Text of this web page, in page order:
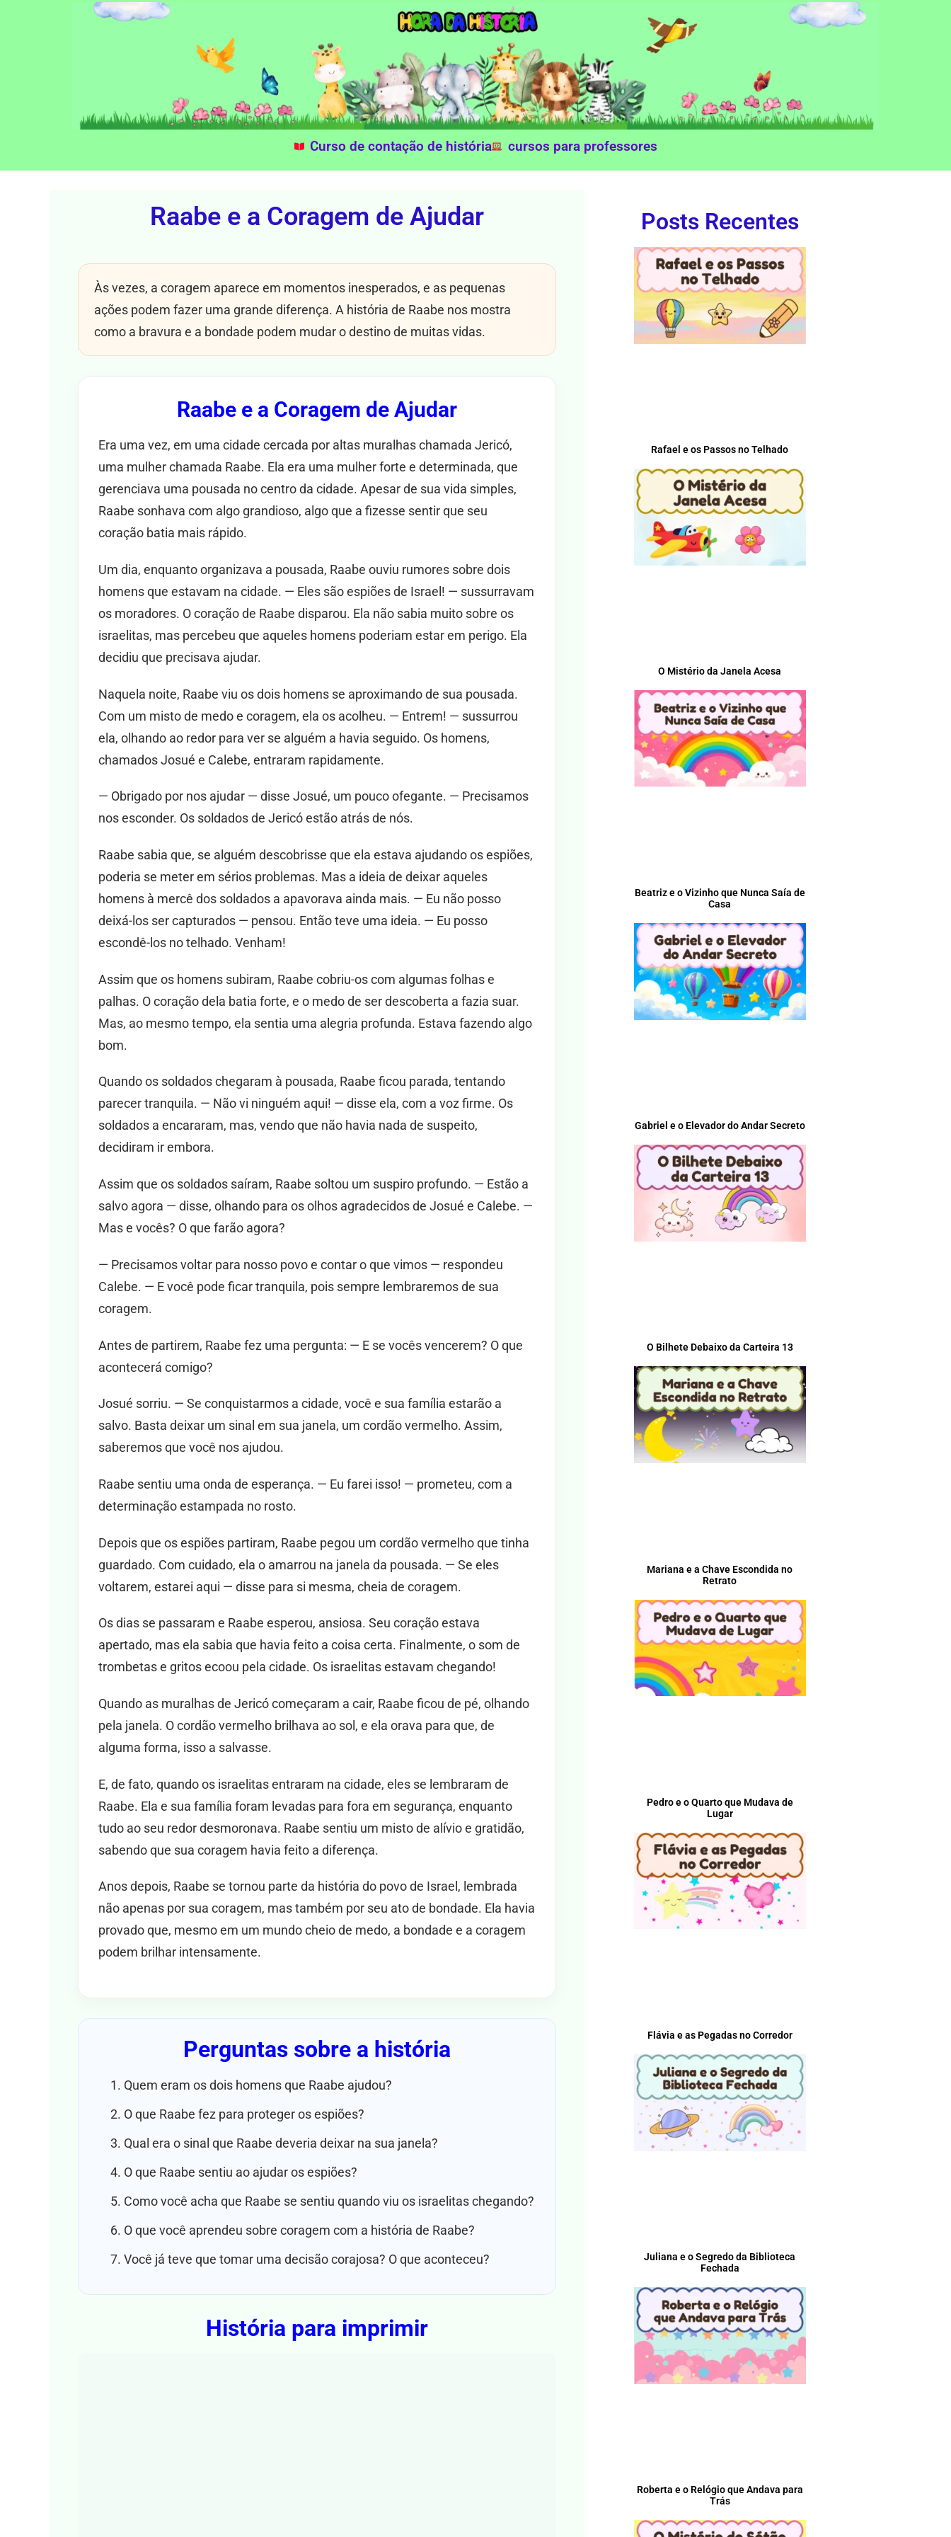
Curso de contação de história cursos para professores
Raabe e a Coragem de Ajudar
Às vezes, a coragem aparece em momentos inesperados, e as pequenas
ações podem fazer uma grande diferença. A história de Raabe nos mostra
como a bravura e a bondade podem mudar o destino de muitas vidas.
Raabe e a Coragem de Ajudar
Era uma vez, em uma cidade cercada por altas muralhas chamada Jericó,
uma mulher chamada Raabe. Ela era uma mulher forte e determinada, que
gerenciava uma pousada no centro da cidade. Apesar de sua vida simples,
Raabe sonhava com algo grandioso, algo que a fizesse sentir que seu
coração batia mais rápido.
Um dia, enquanto organizava a pousada, Raabe ouviu rumores sobre dois
homens que estavam na cidade. — Eles são espiões de Israel! — sussurravam
os moradores. O coração de Raabe disparou. Ela não sabia muito sobre os
israelitas, mas percebeu que aqueles homens poderiam estar em perigo. Ela
decidiu que precisava ajudar.
Naquela noite, Raabe viu os dois homens se aproximando de sua pousada.
Com um misto de medo e coragem, ela os acolheu. — Entrem! — sussurrou
ela, olhando ao redor para ver se alguém a havia seguido. Os homens,
chamados Josué e Calebe, entraram rapidamente.
— Obrigado por nos ajudar — disse Josué, um pouco ofegante. — Precisamos
nos esconder. Os soldados de Jericó estão atrás de nós.
Raabe sabia que, se alguém descobrisse que ela estava ajudando os espiões,
poderia se meter em sérios problemas. Mas a ideia de deixar aqueles
homens à mercê dos soldados a apavorava ainda mais. — Eu não posso
deixá-los ser capturados — pensou. Então teve uma ideia. — Eu posso
escondê-los no telhado. Venham!
Assim que os homens subiram, Raabe cobriu-os com algumas folhas e
palhas. O coração dela batia forte, e o medo de ser descoberta a fazia suar.
Mas, ao mesmo tempo, ela sentia uma alegria profunda. Estava fazendo algo
bom.
Quando os soldados chegaram à pousada, Raabe ficou parada, tentando
parecer tranquila. — Não vi ninguém aqui! — disse ela, com a voz firme. Os
soldados a encararam, mas, vendo que não havia nada de suspeito,
decidiram ir embora.
Assim que os soldados saíram, Raabe soltou um suspiro profundo. — Estão a
salvo agora — disse, olhando para os olhos agradecidos de Josué e Calebe. —
Mas e vocês? O que farão agora?
— Precisamos voltar para nosso povo e contar o que vimos — respondeu
Calebe. — E você pode ficar tranquila, pois sempre lembraremos de sua
coragem.
Antes de partirem, Raabe fez uma pergunta: — E se vocês vencerem? O que
acontecerá comigo?
Josué sorriu. — Se conquistarmos a cidade, você e sua família estarão a
salvo. Basta deixar um sinal em sua janela, um cordão vermelho. Assim,
saberemos que você nos ajudou.
Raabe sentiu uma onda de esperança. — Eu farei isso! — prometeu, com a
determinação estampada no rosto.
Depois que os espiões partiram, Raabe pegou um cordão vermelho que tinha
guardado. Com cuidado, ela o amarrou na janela da pousada. — Se eles
voltarem, estarei aqui — disse para si mesma, cheia de coragem.
Os dias se passaram e Raabe esperou, ansiosa. Seu coração estava
apertado, mas ela sabia que havia feito a coisa certa. Finalmente, o som de
trombetas e gritos ecoou pela cidade. Os israelitas estavam chegando!
Quando as muralhas de Jericó começaram a cair, Raabe ficou de pé, olhando
pela janela. O cordão vermelho brilhava ao sol, e ela orava para que, de
alguma forma, isso a salvasse.
E, de fato, quando os israelitas entraram na cidade, eles se lembraram de
Raabe. Ela e sua família foram levadas para fora em segurança, enquanto
tudo ao seu redor desmoronava. Raabe sentiu um misto de alívio e gratidão,
sabendo que sua coragem havia feito a diferença.
Anos depois, Raabe se tornou parte da história do povo de Israel, lembrada
não apenas por sua coragem, mas também por seu ato de bondade. Ela havia
provado que, mesmo em um mundo cheio de medo, a bondade e a coragem
podem brilhar intensamente.
Perguntas sobre a história
Quem eram os dois homens que Raabe ajudou?
O que Raabe fez para proteger os espiões?
Qual era o sinal que Raabe deveria deixar na sua janela?
O que Raabe sentiu ao ajudar os espiões?
Como você acha que Raabe se sentiu quando viu os israelitas chegando?
O que você aprendeu sobre coragem com a história de Raabe?
Você já teve que tomar uma decisão corajosa? O que aconteceu?
História para imprimir
Posts Recentes
Rafael e os Passos no Telhado
O Mistério da Janela Acesa
Beatriz e o Vizinho que Nunca Saía de
Casa
Gabriel e o Elevador do Andar Secreto
O Bilhete Debaixo da Carteira 13
Mariana e a Chave Escondida no
Retrato
Pedro e o Quarto que Mudava de
Lugar
Flávia e as Pegadas no Corredor
Juliana e o Segredo da Biblioteca
Fechada
Roberta e o Relógio que Andava para
Trás